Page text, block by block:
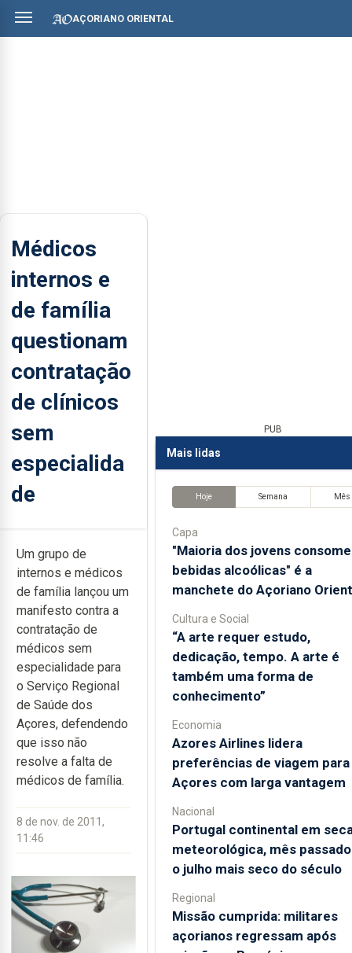
AÇORIANO ORIENTAL
Médicos
internos e
de família
questionam
contratação
de clínicos
sem
especialida
de
Um grupo de
internos e médicos
de família lançou um
manifesto contra a
contratação de
médicos sem
especialidade para
o Serviço Regional
de Saúde dos
Açores, defendendo
que isso não
resolve a falta de
médicos de família.
8 de nov. de 2011,
11:46
PUB
Mais lidas
Hoje Semana Mês
Capa
"Maioria dos jovens consome
bebidas alcoólicas" é a
manchete do Açoriano
Cultura e Social
“A arte requer estudo,
dedicação, tempo. A arte é
também uma forma de
conhecimento”
Economia
Azores Airlines lidera
preferências de viagem para
Açores com larga vantagem
Nacional
Portugal continental em
meteorológica, mês
o julho mais seco do século
Regional
Missão cumprida: militares
açorianos regressam após